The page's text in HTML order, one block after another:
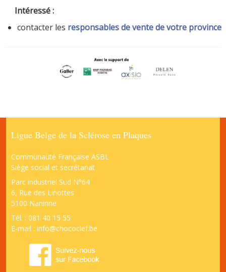
Intéressé :
contacter les responsables de vente de votre province
Ligue Belge de la Sclérose en Plaques
Communauté Française ASBL
Siège social et secrétariat
Parc industriel Sud N°64
6, Rue des Linottes
5100 Naninne
Tél. : 081 40 15 55
E-mail :info@chococlef.be